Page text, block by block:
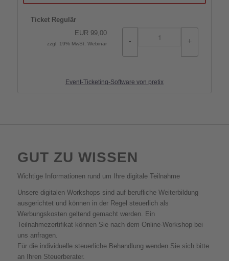
Ticket Regulär
EUR 99,00
zzgl. 19% MwSt. Webinar - +
Event-Ticketing-Software von pretix
GUT ZU WISSEN
Wichtige Informationen rund um Ihre digitale Teilnahme
Unsere digitalen Workshops sind auf berufliche Weiterbildung
ausgerichtet und können in der Regel steuerlich als
Werbungskosten geltend gemacht werden. Ein
Teilnahmezertifikat können Sie nach dem Online-Workshop bei
uns anfragen.
Für die individuelle steuerliche Behandlung wenden Sie sich bitte
an Ihren Steuerberater.